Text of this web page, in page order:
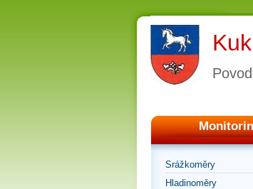
Srážkoměry
Hladinoměry